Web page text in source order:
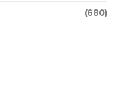
(680)